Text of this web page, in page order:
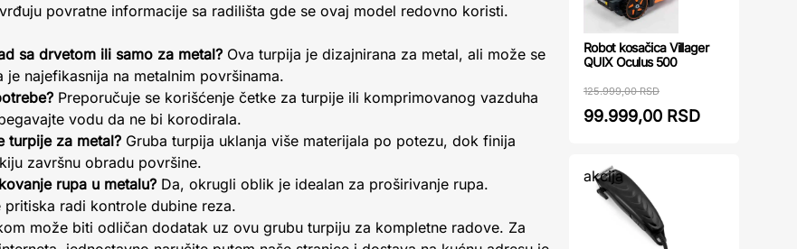
povratne informacije sa radilišta gde se ovaj model redovno koristi.
sa drvetom ili samo za metal? Ova turpija je dizajnirana za metal, ali može se
najefikasnija na metalnim površinama.
Preporučuje se korišćenje četke za turpije ili komprimovanog vazduha
vodu da ne bi korodirala.
turpije za metal? Gruba turpija uklanja više materijala po potezu, dok finija
završnu obradu površine.
rupa u metalu? Da, okrugli oblik je idealan za proširivanje rupa.
radi kontrole dubine reza.
može biti odličan dodatak uz ovu grubu turpiju za kompletne radove. Za
Robot kosačica Villager
QUIX Oculus 500
125.999,00 RSD
99.999,00 RSD
akcija